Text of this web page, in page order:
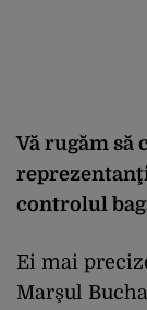
Vă rugăm să
controlul
Ei mai
Marşul